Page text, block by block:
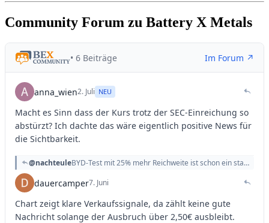
Community Forum zu Battery X Metals